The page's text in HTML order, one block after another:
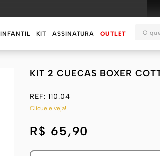
INFANTIL KIT ASSINATURA OUTLET
O
KIT 2 CUECAS BOXER
REF: 110.04
Clique e veja!
R$ 65,90